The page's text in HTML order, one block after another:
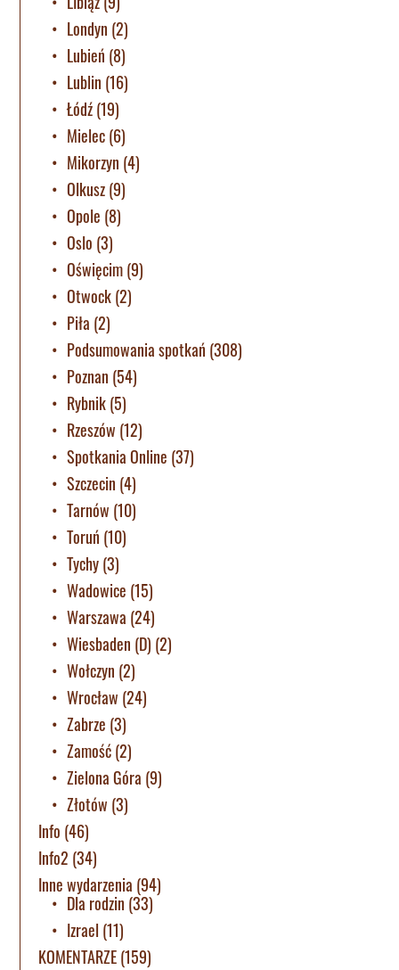
Londyn (2)
Lubień (8)
Lublin (16)
Łódź(19)
Mielec(6)
Mikorzyn (4)
Olkusz(9)
Opole (8)
Oslo (3)
Oświęcim(9)
Otwock(2)
Piła (2)
Podsumowania spotkań (308)
Poznan (54)
Rybnik(5)
Rzeszów (12)
Spotkania Online (37)
Szczecin (4)
Tarnów (10)
Toruń (10)
Tychy(3)
Wadowice (15)
Warszawa (24)
Wiesbaden (D) (2)
Wołczyn (2)
Wrocław (24)
Zabrze (3)
Zamość(2)
Zielona Góra (9)
Złotów (3)
Info (46)
Info2 (34)
Inne wydarzenia (94)
Dla rodzin (33)
Izrael (11)
KOMENTARZE(159)